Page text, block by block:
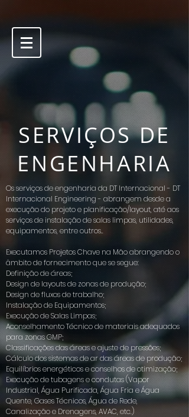
SERVIÇOS DE
ENGENHARIA
Os serviços de engenharia da DT Internacional - DT
Internacional Engineering - abrangem desde a
execução do projeto e planificação/layout, até aos
serviços de instalação de salas limpas, utilidades,
equipamentos, entre outros..
Executamos Projetos Chave na Mão abrangendo o
âmbito de fornecimento que se segue:
Definição de áreas;
Design de layouts de zonas de produção;
Design de fluxos de trabalho;
Instalação de Equipamentos;
Execução de Salas Limpas;
Aconselhamento Técnico de materiais adequados
para zonas GMP;
Classificações das áreas e ajuste de pressões;
Cálculo dos sistemas de ar das áreas de produção;
Equilíbrios energéticos e conselhos de otimização;
Execução de tubagens e condutas (Vapor
Industrial, Água Purificada, Água Fria e Água
Quente, Gases Técnicos, Água de Rede,
Canalização e Drenagens, AVAC, etc.)